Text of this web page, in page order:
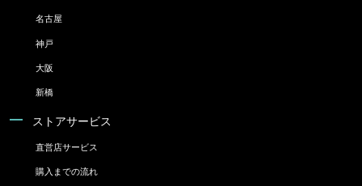
名古屋
神戸
大阪
新橋
ストアサービス
直営店サービス
購入までの流れ